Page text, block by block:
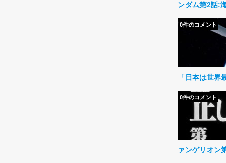
ンダム第2話:
「日本は世界
0件のコメント
ァンゲリオン
0件のコメント